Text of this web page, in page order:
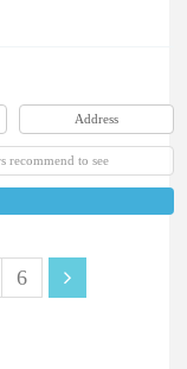
Address
recommend to see
6